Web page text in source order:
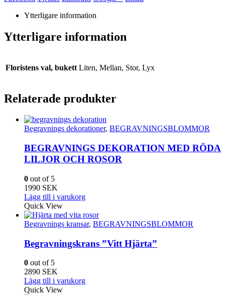
Ytterligare information
Ytterligare information
Floristens val, bukett Liten, Mellan, Stor, Lyx
Relaterade produkter
Begravnings dekorationer, BEGRAVNINGSBLOMMOR
BEGRAVNINGS DEKORATION MED RÖDA
LILJOR OCH ROSOR
0 out of 5
1990 SEK
Lägg till i varukorg
Quick View
Begravnings kransar, BEGRAVNINGSBLOMMOR
Begravningskrans ”Vitt Hjärta”
0 out of 5
2890 SEK
Lägg till i varukorg
Quick View